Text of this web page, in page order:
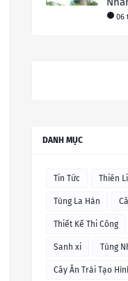
06
DANH MỤC
Tin Tức Thiên
Tùng La Hán
Thiết Kế Thi Công
Sanh xi Tùng
Cây Ăn Trái Tạo